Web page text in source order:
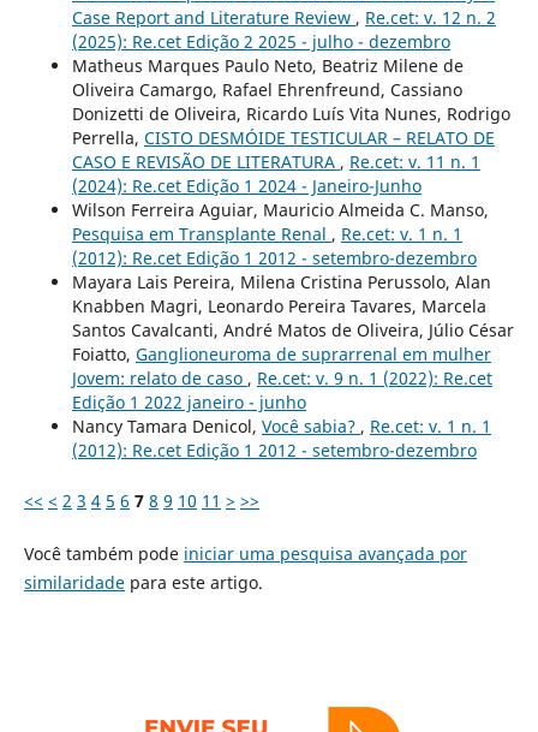
Case Report and Literature Review , Re.cet: v. 12 n. 2
(2025): Re.cet Edição 2 2025 - julho - dezembro
Matheus Marques Paulo Neto, Beatriz Milene de
Oliveira Camargo, Rafael Ehrenfreund, Cassiano
Donizetti de Oliveira, Ricardo Luís Vita Nunes, Rodrigo
Perrella, CISTO DESMÓIDE TESTICULAR – RELATO DE
CASO E REVISÃO DE LITERATURA , Re.cet: v. 11 n. 1
(2024): Re.cet Edição 1 2024 - Janeiro-Junho
Wilson Ferreira Aguiar, Mauricio Almeida C. Manso,
Pesquisa em Transplante Renal , Re.cet: v. 1 n. 1
(2012): Re.cet Edição 1 2012 - setembro-dezembro
Mayara Lais Pereira, Milena Cristina Perussolo, Alan
Knabben Magri, Leonardo Pereira Tavares, Marcela
Santos Cavalcanti, André Matos de Oliveira, Júlio César
Foiatto, Ganglioneuroma de suprarrenal em mulher
Jovem: relato de caso , Re.cet: v. 9 n. 1 (2022): Re.cet
Edição 1 2022 janeiro - junho
Nancy Tamara Denicol, Você sabia? , Re.cet: v. 1 n. 1
(2012): Re.cet Edição 1 2012 - setembro-dezembro
<< < 2 3 4 5 6 7 8 9 10 11 > >>
Você também pode iniciar uma pesquisa avançada por
similaridadepara este artigo.